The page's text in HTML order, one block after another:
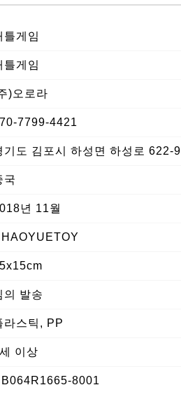
틀게임
틀게임
)오로라
7799-4421
기도 김포시 하성면 하성로 622-9
국
년 11월
의 발송
라스틱, PP
이상
8001